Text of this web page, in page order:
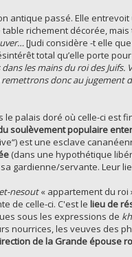
antique passé. Elle
richement décorée,
[Judi considère -t elle
total qu’elle porte
les mains du roi des
donc au jugement
le palais doré où celle-ci est
soulèvement populaire
est une esclave
(dans une hypothétique
gardienne/servante. Leur
nesout« appartement du roi
de celle-ci. C'est le lieu de
sous les expressions de
nourrices, les veuves des
de la Grande épouse